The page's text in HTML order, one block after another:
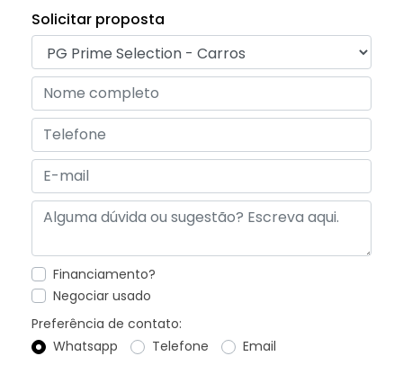
Solicitar proposta
Financiamento?
Negociar usado
Preferência de contato:
Whatsapp
Telefone Email